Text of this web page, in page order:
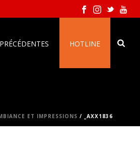
HOTLINE
ET IMPRESSIONS / _AXX1836